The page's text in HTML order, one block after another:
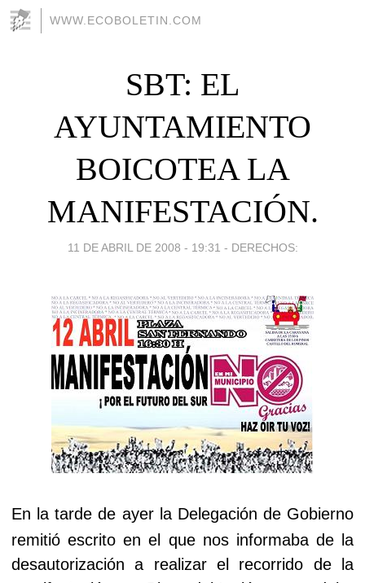
WWW.ECOBOLETIN.COM
SBT: EL
AYUNTAMIENTO
BOICOTEA LA
MANIFESTACIÓN.
11 DE ABRIL DE 2008 - 19:31 - DERECHOS:
En la tarde de ayer la Delegación de Gobierno
remitió escrito en el que nos informaba de la
desautorización a realizar el recorrido de la